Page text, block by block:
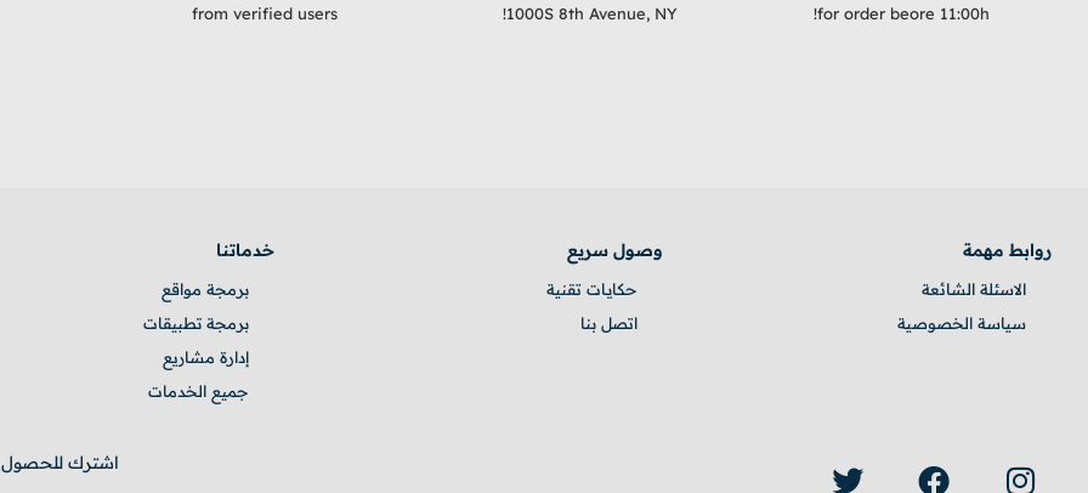
for order beore 11:00h!
1000S 8th Avenue, NY!
from verified users
روابط مهمة
الاسئلة الشائعة
سياسة الخصوصية
وصول سريع
حكايـات تقنية
اتصل بنا
خدماتنا
برمجة مواقع
برمجة تطبيقات
إدارة مشاريع
جميع الخدمات
اشترك للحصول